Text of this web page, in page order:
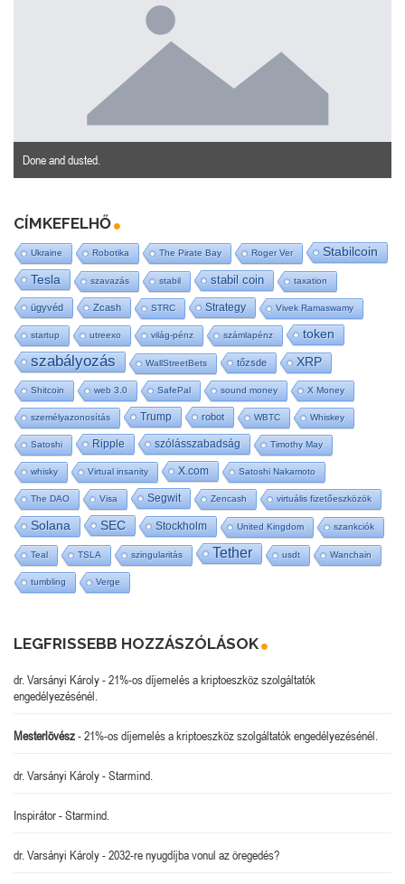
Done and dusted.
CÍMKEFELHŐ
Ukraine Robotika The Pirate Bay Roger Ver Stabilcoin
Tesla szavazás stabil stabil coin taxation
ügyvéd Zcash STRC Strategy Vivek Ramaswamy
startup utreexo világ-pénz számlapénz token
szabályozás WallStreetBets tőzsde XRP
Shitcoin web 3.0 SafePal sound money X Money
személyazonosítás Trump robot WBTC Whiskey
Satoshi Ripple szólásszabadság Timothy May
whisky Virtual insanity X.com Satoshi Nakamoto
The DAO Visa Segwit Zencash virtuális fizetőeszközök
Solana SEC Stockholm United Kingdom szankciók
Teal TSLA szingularitás Tether usdt Wanchain
tumbling Verge
LEGFRISSEBB HOZZÁSZÓLÁSOK
dr. Varsányi Károly-21%-os díjemelés a kriptoeszköz szolgáltatók
engedélyezésénél.
Mesterlövész-21%-os díjemelés a kriptoeszköz szolgáltatók engedélyezésénél.
dr. Varsányi Károly-Starmind.
Inspirátor-Starmind.
dr. Varsányi Károly-2032-re nyugdíjba vonul az öregedés?